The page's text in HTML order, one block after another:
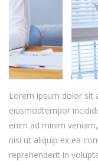
Lorem ipsum dolor sit
eiusmodtempor
enim ad minim
nisi ut aliquip ex ea
reprehenderit in